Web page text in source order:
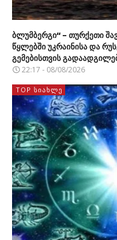
ბლუმბერგი“ – თურქეთი
წყლებში უკრაინისა და
გემებისთვის
22:17 - 08/08/2026
TOP ᲡᲘᲐᲮᲚᲔ